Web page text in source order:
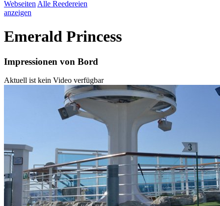
Webseiten Alle Reedereien
anzeigen
Emerald Princess
Impressionen von Bord
Aktuell ist kein Video verfügbar